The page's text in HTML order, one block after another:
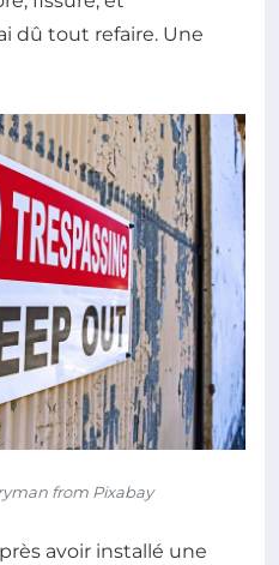
dû tout refaire. Une
from Pixabay
avoir installé une